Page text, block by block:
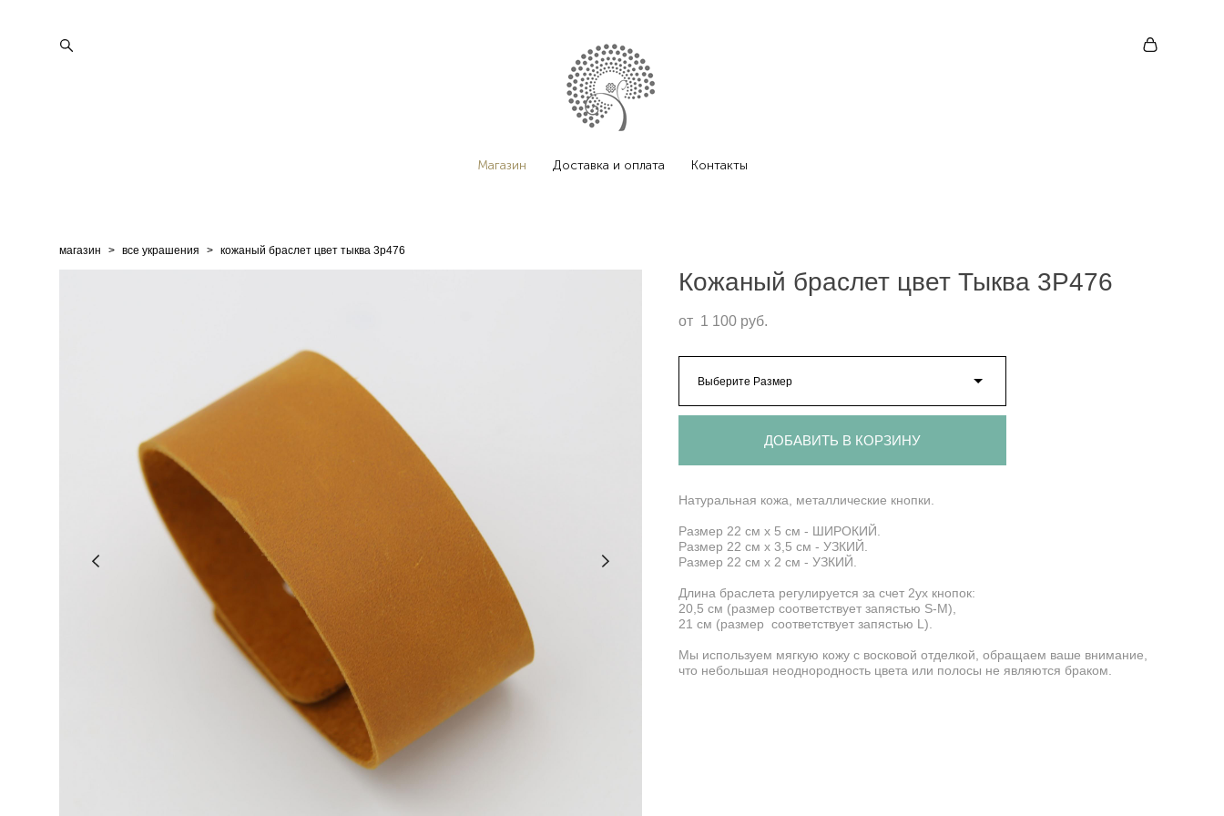
Магазин Доставка и оплата Контакты
магазин > все украшения > кожаный браслет цвет тыква 3p476
Кожаный браслет цвет Тыква 3P476
от 1 100 pуб.
Выберите Размер
ДОБАВИТЬ В КОРЗИНУ
Натуральная кожа, металлические кнопки.
Размер 22 см х 5 см - ШИРОКИЙ.
Размер 22 см х 3,5 см - УЗКИЙ.
Размер 22 см х 2 см - УЗКИЙ.
Длина браслета регулируется за счет 2ух кнопок:
20,5 см (размер соответствует запястью S-M),
21 см (размер соответствует запястью L).
Мы используем мягкую кожу с восковой отделкой, обращаем ваше внимание,
что небольшая неоднородность цвета или полосы не являются браком.